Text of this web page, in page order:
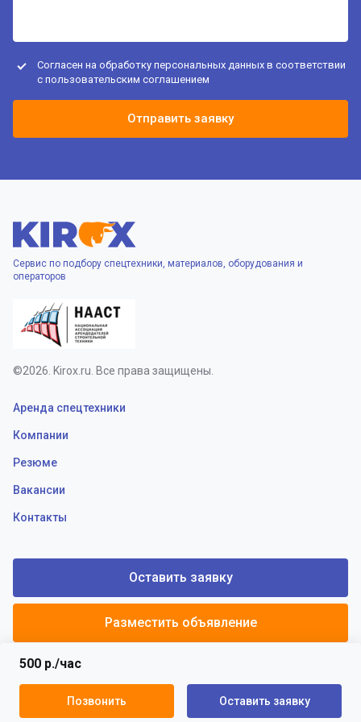
500 р./час
Позвонить Оставить заявку
Согласен на обработку персональных данных в соответствии
с пользовательским соглашением
Отправить заявку
Сервис по подбору спецтехники, материалов, оборудования и
операторов
©2026. Kirox.ru. Все права защищены.
Аренда спецтехники
Компании
Резюме
Вакансии
Контакты
Оставить заявку
Разместить объявление
Пользовательское соглашение